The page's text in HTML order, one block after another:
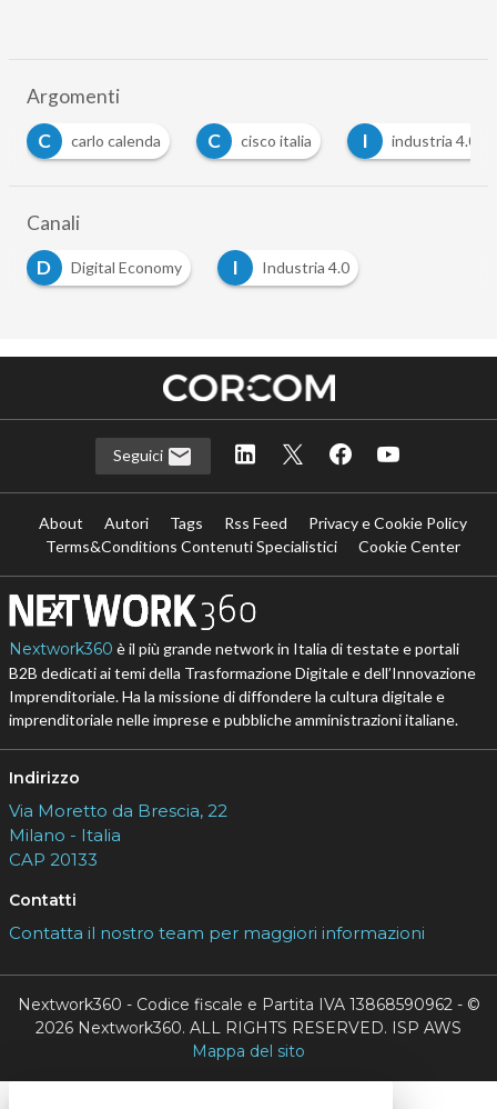
Argomenti
C
carlo calenda C cisco italia I industria 4.0
Canali
D
Digital Economy I Industria 4.0
Seguici
About Autori Tags Rss Feed
Privacy e Cookie Policy
Terms&Conditions Contenuti Specialistici
Cookie Center
Nextwork360 è il più grande network in Italia di testate e portali
B2B dedicati ai temi della Trasformazione Digitale e dell’Innovazione
Imprenditoriale. Ha la missione di diffondere la cultura digitale e
imprenditoriale nelle imprese e pubbliche amministrazioni italiane.
Indirizzo
Via Moretto da Brescia, 22
Milano - Italia
CAP 20133
Contatti
Contatta il nostro team per maggiori informazioni
Nextwork360 - Codice fiscale e Partita IVA 13868590962 - ©
2026 Nextwork360. ALL RIGHTS RESERVED. ISP AWS
Mappa del sito